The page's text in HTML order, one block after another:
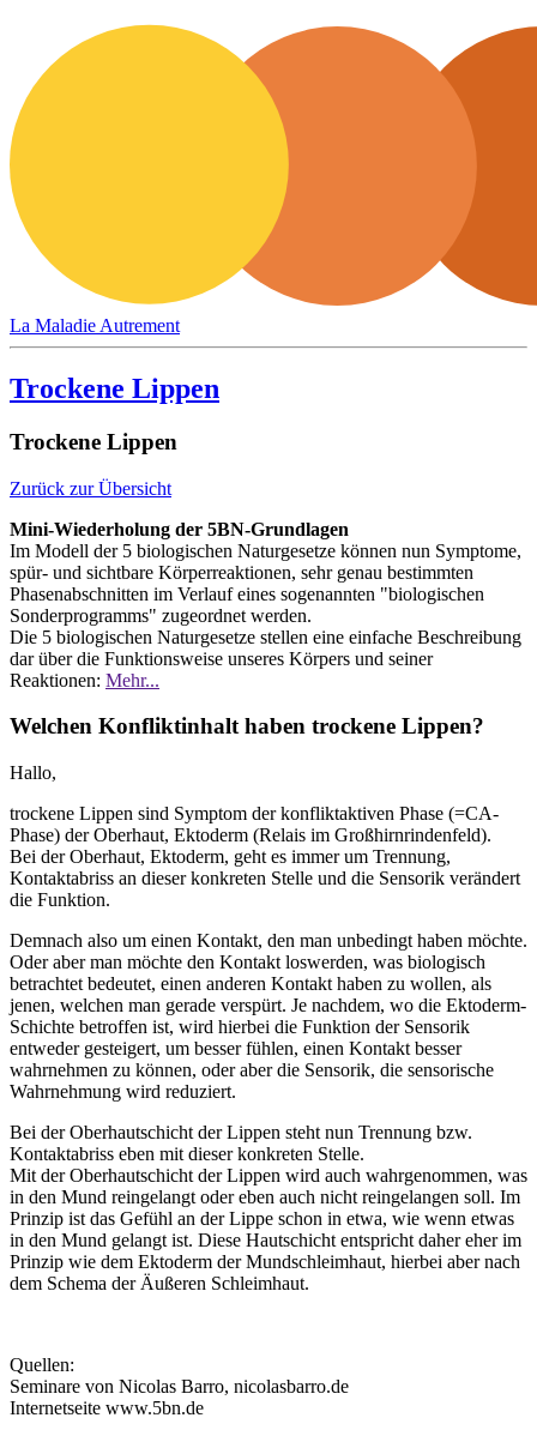
La Maladie Autrement
Trockene Lippen
Trockene Lippen
Zurück zur Übersicht
Mini-Wiederholung der 5BN-Grundlagen
Im Modell der 5 biologischen Naturgesetze können nun Symptome,
spür- und sichtbare Körperreaktionen, sehr genau bestimmten
Phasenabschnitten im Verlauf eines sogenannten "biologischen
Sonderprogramms" zugeordnet werden.
Die 5 biologischen Naturgesetze stellen eine einfache Beschreibung
dar über die Funktionsweise unseres Körpers und seiner
Reaktionen: Mehr...
Welchen Konfliktinhalt haben trockene Lippen?
Hallo,
trockene Lippen sind Symptom der konfliktaktiven Phase (=CA-
Phase) der Oberhaut, Ektoderm (Relais im Großhirnrindenfeld).
Bei der Oberhaut, Ektoderm, geht es immer um Trennung,
Kontaktabriss an dieser konkreten Stelle und die Sensorik verändert
die Funktion.
Demnach also um einen Kontakt, den man unbedingt haben möchte.
Oder aber man möchte den Kontakt loswerden, was biologisch
betrachtet bedeutet, einen anderen Kontakt haben zu wollen, als
jenen, welchen man gerade verspürt. Je nachdem, wo die Ektoderm-
Schichte betroffen ist, wird hierbei die Funktion der Sensorik
entweder gesteigert, um besser fühlen, einen Kontakt besser
wahrnehmen zu können, oder aber die Sensorik, die sensorische
Wahrnehmung wird reduziert.
Bei der Oberhautschicht der Lippen steht nun Trennung bzw.
Kontaktabriss eben mit dieser konkreten Stelle.
Mit der Oberhautschicht der Lippen wird auch wahrgenommen, was
in den Mund reingelangt oder eben auch nicht reingelangen soll. Im
Prinzip ist das Gefühl an der Lippe schon in etwa, wie wenn etwas
in den Mund gelangt ist. Diese Hautschicht entspricht daher eher im
Prinzip wie dem Ektoderm der Mundschleimhaut, hierbei aber nach
dem Schema der Äußeren Schleimhaut.
Quellen:
Seminare von Nicolas Barro, nicolasbarro.de
Internetseite www.5bn.de